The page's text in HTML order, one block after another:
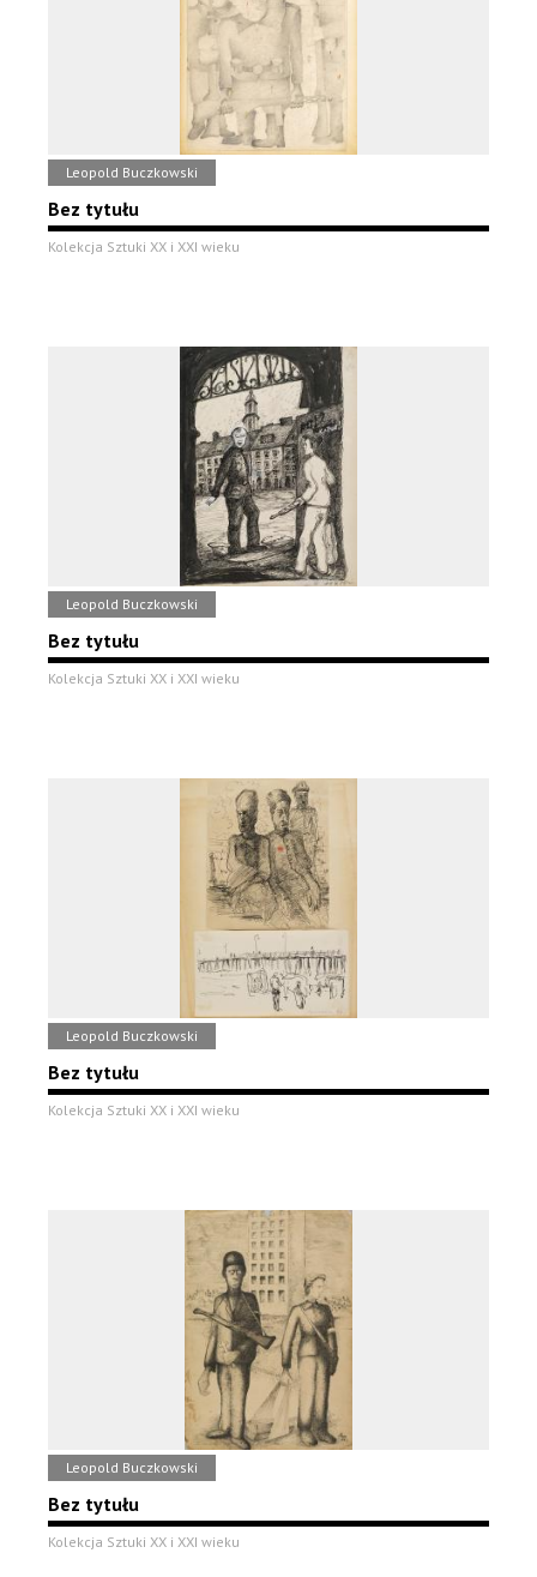
Leopold Buczkowski
Bez tytułu
Kolekcja Sztuki XX i XXI wieku
Leopold Buczkowski
Bez tytułu
Kolekcja Sztuki XX i XXI wieku
Leopold Buczkowski
Bez tytułu
Kolekcja Sztuki XX i XXI wieku
Leopold Buczkowski
Bez tytułu
Kolekcja Sztuki XX i XXI wieku